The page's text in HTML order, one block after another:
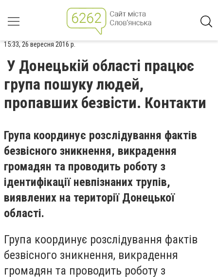
15:33, 26 вересня 2016 р.
У Донецькій області працює
група пошуку людей,
пропавших безвісти. Контакти
Група координує розслідування фактів
безвісного зникнення, викрадення
громадян та проводить роботу з
ідентифікації невпізнаних трупів,
виявлених на території Донецької
області.
Група координує розслідування фактів
безвісного зникнення, викрадення
громадян та проводить роботу з